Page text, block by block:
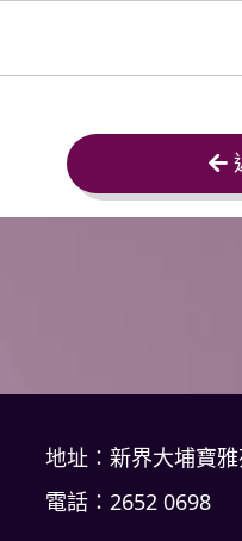
地址：新界大埔寶
電話：2652 0698